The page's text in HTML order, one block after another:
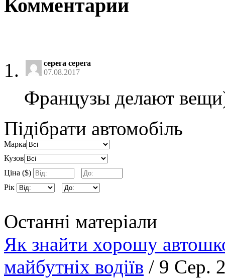
Комментарии
серега серега
07.08.2017
Французы делают
Підібрати автомобіль
Марка
Кузов
Ціна ($)
Рік
Останні матеріали
Як знайти хорошу
майбутніх водіїв / 9 Сер.